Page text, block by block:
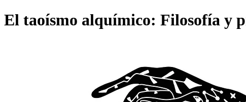
El taoísmo alquímico: Filosofía y